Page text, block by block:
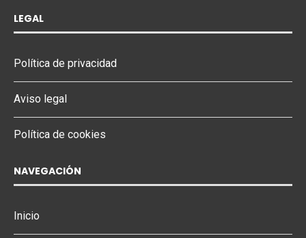
LEGAL
Política de privacidad
Aviso legal
Política de cookies
NAVEGACIÓN
Inicio